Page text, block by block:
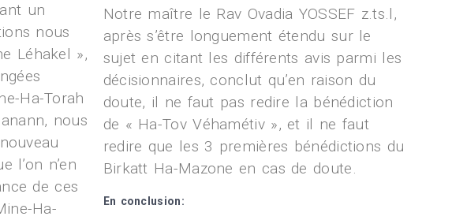
un
nous
Léhakel »,
Ha-Torah
nous
l’on n’en
de ces
Ha-
Notre maître le Rav Ovadia YOSSEF z.ts.l,
après s’être longuement étendu sur le
sujet en citant les différents avis parmi les
décisionnaires, conclut qu’en raison du
doute, il ne faut pas redire la bénédiction
de « Ha-Tov Véhamétiv », et il ne faut
redire que les 3 premières bénédictions du
Birkatt Ha-Mazone en cas de doute.
En conclusion: